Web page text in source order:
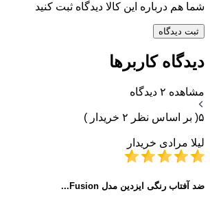
شما هم درباره این کالا دیدگاه ثبت کنید
ثبت دیدگاه
دیدگاه کاربرها
مشاهده ۲ دیدگاه
۵( بر اساس نظر ۲ خریدار )
لیلا مرادی خریدار
ضد آفتاب رنگی ایزدین مدل Fusion...